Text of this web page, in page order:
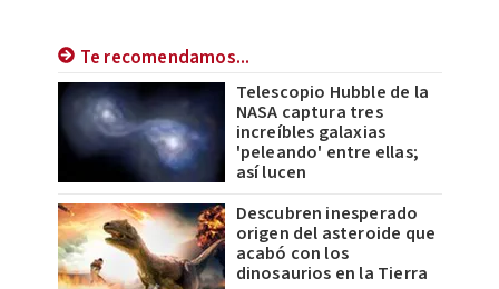
Te recomendamos...
Telescopio Hubble de la
NASA captura tres
increíbles galaxias
'peleando' entre ellas;
así lucen
Descubren inesperado
origen del asteroide que
acabó con los
dinosaurios en la Tierra